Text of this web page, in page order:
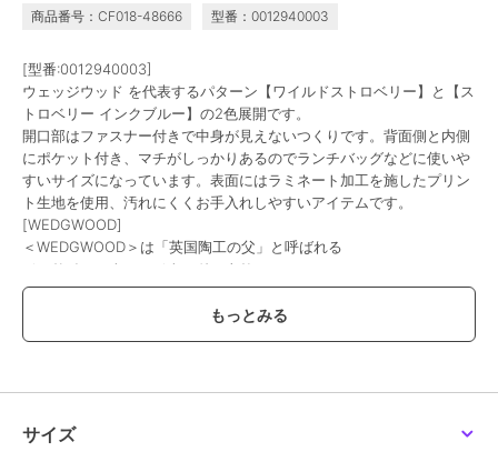
商品番号：CF018-48666 型番：0012940003
[型番:0012940003]
ウェッジウッド を代表するパターン【ワイルドストロベリー】と【ス
トロベリー インクブルー】の2色展開です。
開口部はファスナー付きで中身が見えないつくりです。背面側と内側
にポケット付き、マチがしっかりあるのでランチバッグなどに使いや
すいサイズになっています。表面にはラミネート加工を施したプリン
ト生地を使用、汚れにくくお手入れしやすいアイテムです。
[WEDGWOOD]
＜WEDGWOOD＞は「英国陶工の父」と呼ばれる
ジョサイア・ウェッジウッドにより
1759年に創設された洋食器ブランドです。
イギリス王室をはじめ各国の王侯貴族たちに
愛用されたことで名声を確実なものとし、
サイズ